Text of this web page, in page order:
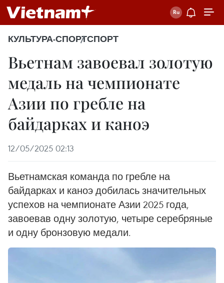
КУЛЬТУРА-СПОРТСПОРТ
Вьетнам завоевал золотую
медаль на чемпионате
Азии по гребле на
байдарках и каноэ
12/05/2025 02:13
Вьетнамская команда по гребле на
байдарках и каноэ добилась значительных
успехов на чемпионате Азии 2025 года,
завоевав одну золотую, четыре серебряные
и одну бронзовую медали.